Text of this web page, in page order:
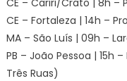
CE – Cariri/Crato | 8h –
CE – Fortaleza | 14h –
MA – São Luís | 09h –
PB – João Pessoa | 15h
Três Ruas)